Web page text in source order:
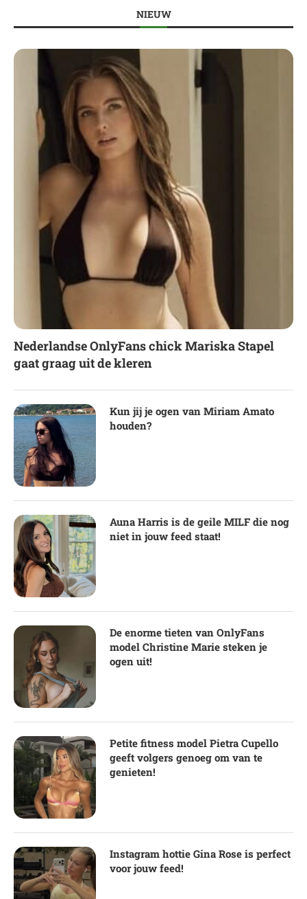
NIEUW
Nederlandse OnlyFans chick Mariska Stapel
gaat graag uit de kleren
Kun jij je ogen van Miriam Amato
houden?
Auna Harris is de geile MILF die nog
niet in jouw feed staat!
De enorme tieten van OnlyFans
model Christine Marie steken je
ogen uit!
Petite fitness model Pietra Cupello
geeft volgers genoeg om van te
genieten!
Instagram hottie Gina Rose is perfect
voor jouw feed!